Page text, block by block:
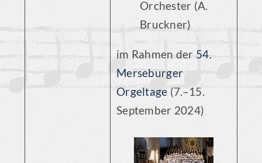
Orchester (A.
Bruckner)
im Rahmen der 54.
Merseburger
Orgeltage (7.–15.
September 2024)